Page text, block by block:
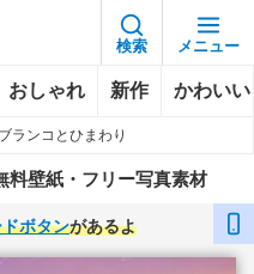
検索 メニュー
おしゃれ 新作 かわいい
ランコとひまわり
壁紙・フリー写真素材
ボタンがあるよ